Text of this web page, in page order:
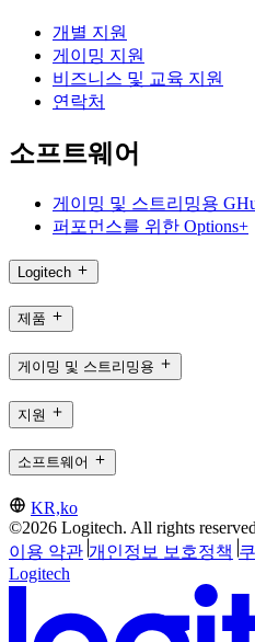
개별 지원
게이밍 지원
비즈니스 및 교육 지원
연락처
소프트웨어
게이밍 및 스트리밍용
퍼포먼스를 위한 Options+
Logitech
제품
게이밍 및 스트리밍용
지원
소프트웨어
KR,ko
©2026 Logitech. All rights reserved
이용 약관 개인정보 보호정책
Logitech